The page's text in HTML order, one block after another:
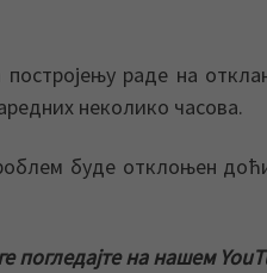
постројењу раде на
неколико часова.
буде отклоњен
погледајте на нашем